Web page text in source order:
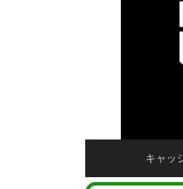
キャッ